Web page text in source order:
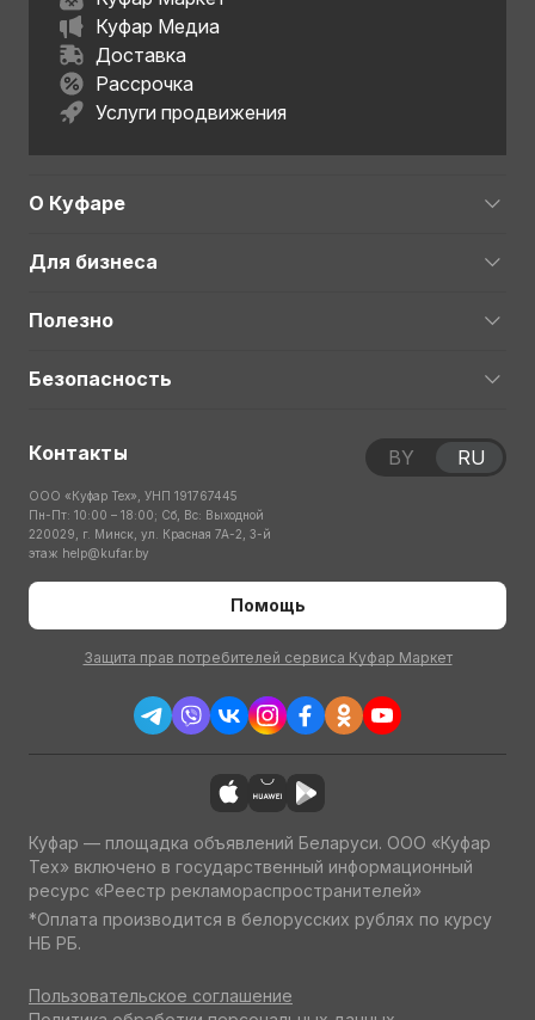
Куфар Медиа
Доставка
Рассрочка
Услуги продвижения
О Куфаре
Для бизнеса
Полезно
Безопасность
Контакты
ООО «Куфар Тех», УНП 191767445
Пн-Пт: 10:00 – 18:00; Сб, Вс: Выходной
220029, г. Минск, ул. Красная 7А-2, 3-й
этаж help@kufar.by
Помощь
Защита прав потребителей сервиса Куфар Маркет
BY RU
Куфар — площадка объявлений Беларуси. ООО «Куфар
Тех» включено в государственный информационный
ресурс «Реестр рекламораспространителей»
*Оплата производится в белорусских рублях по курсу
НБ РБ.
Пользовательское соглашение